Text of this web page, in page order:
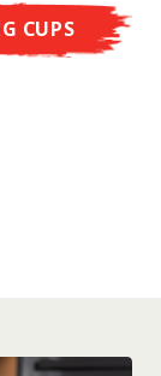
Le goût
chez
CUPS